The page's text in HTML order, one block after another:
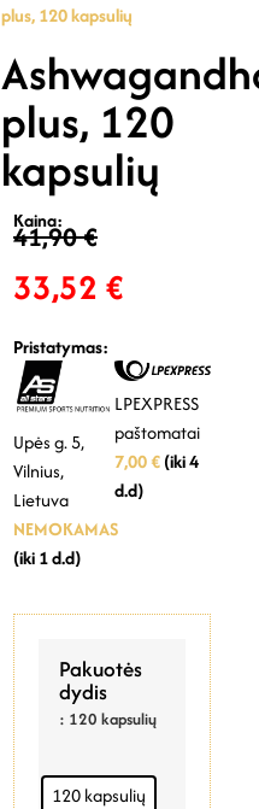
plus, 120 kapsulių
plus, 120
kapsulių
Kaina:
41,90€
33,52 €
Pristatymas:
Upės g. 5,
Vilnius,
Lietuva
NEMOKAMAS
(iki 1 d.d)
LPEXPRESS
paštomatai
7,00 €(iki 4
d.d)
Pakuotės
dydis
: 120 kapsulių
120 kapsulių